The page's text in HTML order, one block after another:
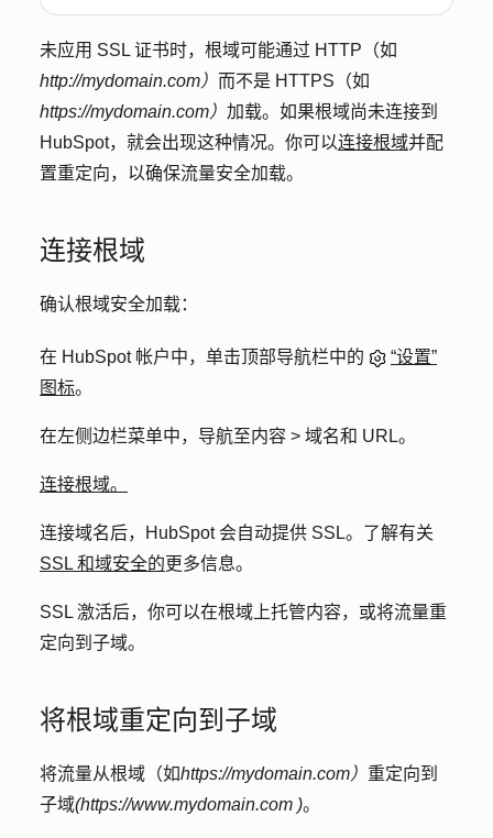
未应用 SSL 证书时，根域可能通过 HTTP（如
http://mydomain.com） 而不是 HTTPS（如
https://mydomain.com） 加载。如果根域尚未连接到
HubSpot，就会出现这种情况。你可以连接根域并配
置重定向，以确保流量安全加载。
连接根域
确认根域安全加载：
在 HubSpot 帐户中，单击顶部导航栏中的
“设置”
图标。
在左侧边栏菜单中，导航至内容 > 域名和 URL。
连接根域。
连接域名后，HubSpot 会自动提供 SSL。了解有关
SSL 和域安全的更多信息。
SSL 激活后，你可以在根域上托管内容，或将流量重
定向到子域。
将根域重定向到子域
将流量从根域（如https://mydomain.com） 重定向到
子域(https://www.mydomain.com )。